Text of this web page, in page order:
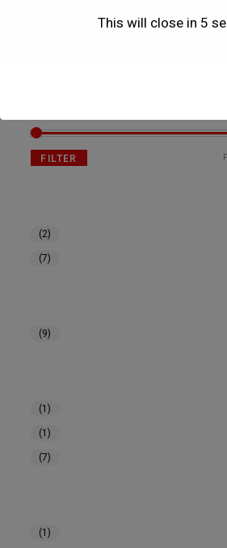
FILTER
(2)
(7)
(9)
(1)
(1)
(7)
(1)
This will close in 5